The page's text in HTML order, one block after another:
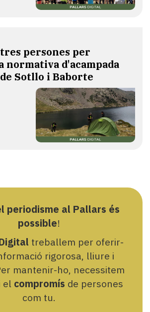
persones per
normativa d'acampada
Sotllo i Baborte
periodisme al Pallars és
possible!
treballem per oferir-
rigorosa, lliure i
mantenir-ho, necessitem
el compromís de persones
com tu.